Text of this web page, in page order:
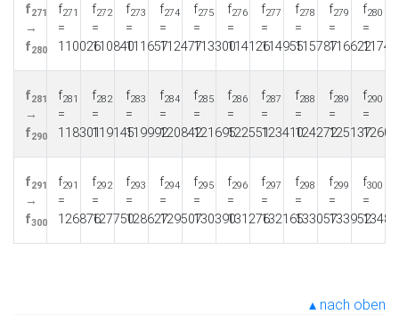
f271
→
f280
f271
=
110026
f272
=
110840
f273
=
111657
f274
=
112477
f275
=
113300
f276
=
114126
f277
=
114955
f278
=
115787
f279
=
116622
f280
=
f281
→
f290
f281
=
118301
f282
=
119145
f283
=
119992
f284
=
120842
f285
=
121695
f286
=
122551
f287
=
123410
f288
=
124272
f289
=
125137
f290
=
f291
→
f300
f291
=
126876
f292
=
127750
f293
=
128627
f294
=
129507
f295
=
130390
f296
=
131276
f297
=
132165
f298
=
133057
f299
=
133952
f300
=
nach oben